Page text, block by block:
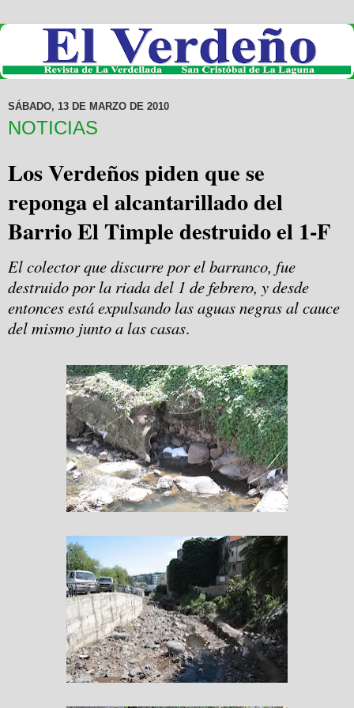
SÁBADO, 13 DE MARZO DE 2010
NOTICIAS
Los Verdeños piden que se
reponga el alcantarillado del
Barrio El Timple destruido el 1-F
El colector que discurre por el barranco, fue
destruido por la riada del 1 de febrero, y desde
entonces está expulsando las aguas negras al cauce
del mismo junto a las casas.